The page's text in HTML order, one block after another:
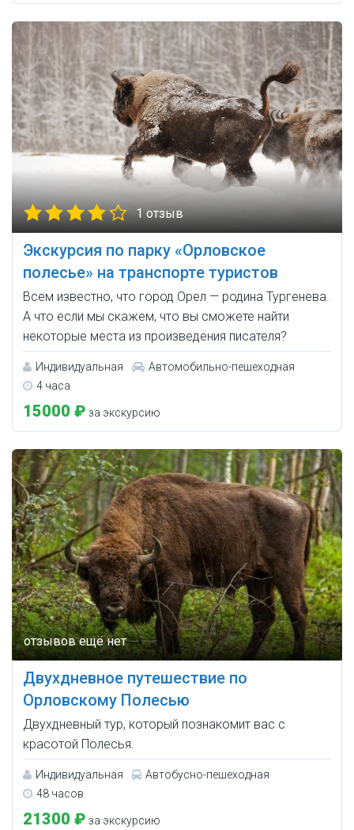
1 отзыв
Экскурсия по парку «Орловское
полесье» на транспорте туристов
Всем известно, что город Орел — родина Тургенева.
А что если мы скажем, что вы сможете найти
некоторые места из произведения писателя?
Индивидуальная
Автомобильно-пешеходная
4 часа
15000 ₽ за экскурсию
Двухдневное путешествие по
Орловскому Полесью
Двухдневный тур, который познакомит вас с
красотой Полесья.
Индивидуальная
Автобусно-пешеходная
48 часов
21300 ₽ за экскурсию